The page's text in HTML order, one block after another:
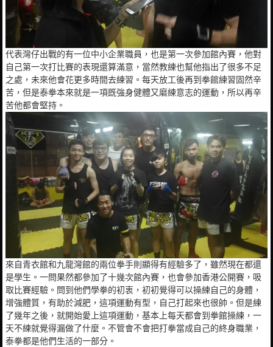
代表灣仔出戰的有一位中小企業職員，也是第一次參加館內賽，他對
自己第一次打比賽的表現還算滿意，當然教練也幫他指出了很多不足
之處，未來他會花更多時間去練習。每天放工後再到拳館練習固然辛
苦，但是泰拳本來就是一項既強身健體又磨練意志的運動，所以再辛
苦他都會堅持。
來自青衣館和九龍灣館的兩位拳手則顯得有經驗多了，雖然現在都還
是學生。一問果然都參加了十幾次館內賽，也會參加香港公開賽，吸
取比賽經驗。問到他們學拳的初衷，初初覺得可以操練自己的身體，
增強體質，有助於減肥，這項運動有型，自己打起來也很帥。但是練
了幾年之後，就開始愛上這項運動，基本上每天都會到拳館操練，一
天不練就覺得漏做了什麼。不管會不會把打拳當成自己的終身職業，
泰拳都是他們生活的一部分。